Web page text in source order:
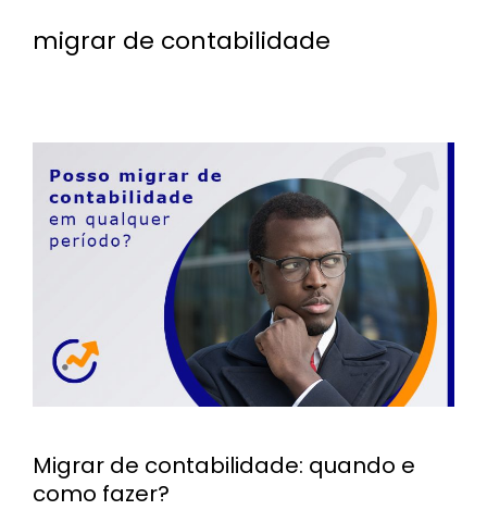
migrar de contabilidade
Migrar de contabilidade: quando e
como fazer?